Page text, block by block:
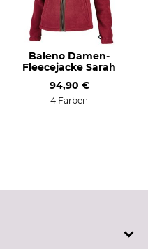
Damen
KapuzeBaleno Damen-
Fleecejacke Sarah
94,90 €
4 Farben